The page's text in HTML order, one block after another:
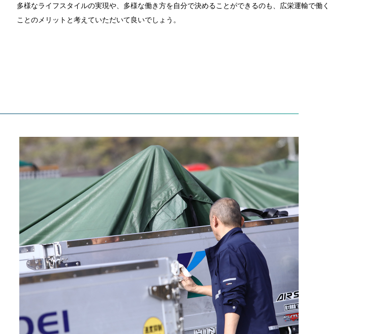
多様なライフスタイルの実現や、多様な働き方を自分で決めることができるのも、広栄運輸で働く
ことのメリットと考えていただいて良いでしょう。